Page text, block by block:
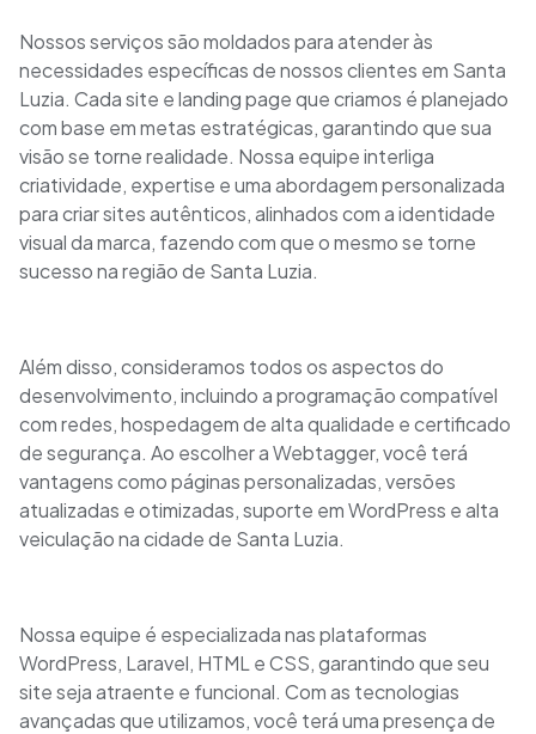
Nossos serviços são moldados para atender às
necessidades específicas de nossos clientes em Santa
Luzia. Cada site e landing page que criamos é planejado
com base em metas estratégicas, garantindo que sua
visão se torne realidade. Nossa equipe interliga
criatividade, expertise e uma abordagem personalizada
para criar sites autênticos, alinhados com a identidade
visual da marca, fazendo com que o mesmo se torne
sucesso na região de Santa Luzia.
Além disso, consideramos todos os aspectos do
desenvolvimento, incluindo a programação compatível
com redes, hospedagem de alta qualidade e certificado
de segurança. Ao escolher a Webtagger, você terá
vantagens como páginas personalizadas, versões
atualizadas e otimizadas, suporte em WordPress e alta
veiculação na cidade de Santa Luzia.
Nossa equipe é especializada nas plataformas
WordPress, Laravel, HTML e CSS, garantindo que seu
site seja atraente e funcional. Com as tecnologias
avançadas que utilizamos, você terá uma presença de